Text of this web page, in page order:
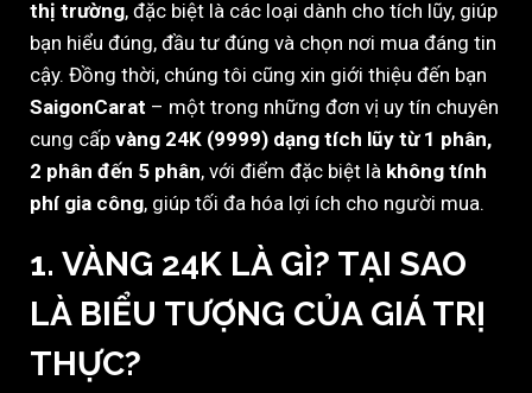
thị trường, đặc biệt là các loại dành cho tích lũy, giúp
bạn hiểu đúng, đầu tư đúng và chọn nơi mua đáng tin
cậy. Đồng thời, chúng tôi cũng xin giới thiệu đến bạn
SaigonCarat – một trong những đơn vị uy tín chuyên
cung cấp vàng 24K (9999) dạng tích lũy từ 1 phân,
2 phân đến 5 phân, với điểm đặc biệt là không tính
phí gia công, giúp tối đa hóa lợi ích cho người mua.
1. VÀNG 24K LÀ GÌ? TẠI SAO
LÀ BIỂU TƯỢNG CỦA GIÁ TRỊ
THỰC?